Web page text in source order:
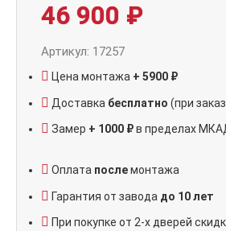
46 900 ₽
Артикул: 17257
Цена монтажа + 5900 ₽
Доставка бесплатно (при
Замер + 1000 ₽в пределах
Оплата послемонтажа
Гарантия от завода до 10 лет
При покупке от 2-х дверей